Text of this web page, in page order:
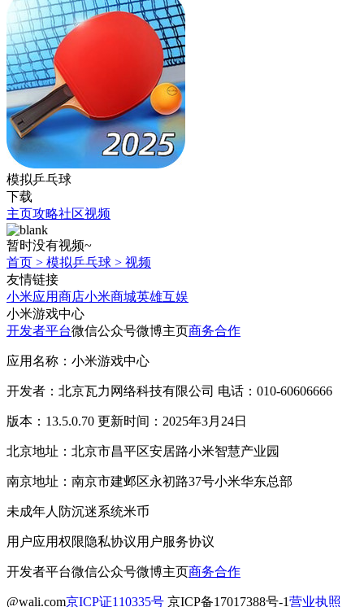
模拟乒乓球
下载
主页攻略社区视频
暂时没有视频~
首页 > 模拟乒乓球 > 视频
友情链接
小米应用商店小米商城英雄互娱
小米游戏中心
开发者平台微信公众号微博主页商务合作
应用名称：小米游戏中心
开发者：北京瓦力网络科技有限公司 电话：010-60606666
版本：13.5.0.70 更新时间：2025年3月24日
北京地址：北京市昌平区安居路小米智慧产业园
南京地址：南京市建邺区永初路37号小米华东总部
未成年人防沉迷系统米币
用户应用权限隐私协议用户服务协议
开发者平台微信公众号微博主页商务合作
@wali.com京ICP证110335号 京ICP备17017388号-1营业执照